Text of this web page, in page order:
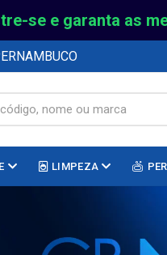
se e garanta as
LIMPEZA